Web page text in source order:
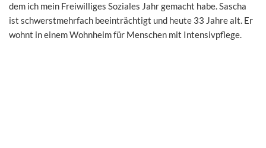
dem ich mein Freiwilliges Soziales Jahr gemacht habe. Sascha
ist schwerstmehrfach beeinträchtigt und heute 33 Jahre alt. Er
wohnt in einem Wohnheim für Menschen mit Intensivpflege.